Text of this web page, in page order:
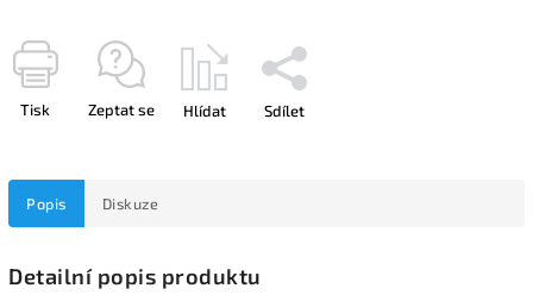
Tisk Zeptat se Hlídat Sdílet
Popis Diskuze
Detailní popis produktu